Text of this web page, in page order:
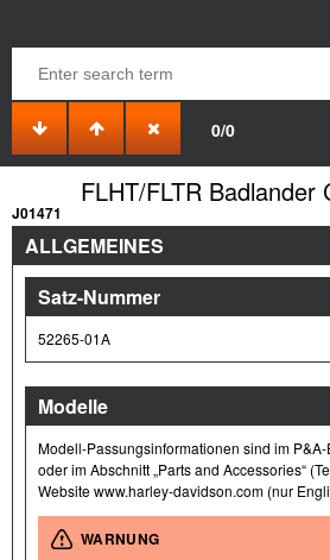
0/0
FLHT/FLTR Badlander
J01471
ALLGEMEINES
Satz-Nummer
52265-01A
Modelle
Modell-Passungsinformationen sind im
oder im Abschnitt „Parts and Accessories“
Website www.harley-davidson.com (nur
WARNUNG